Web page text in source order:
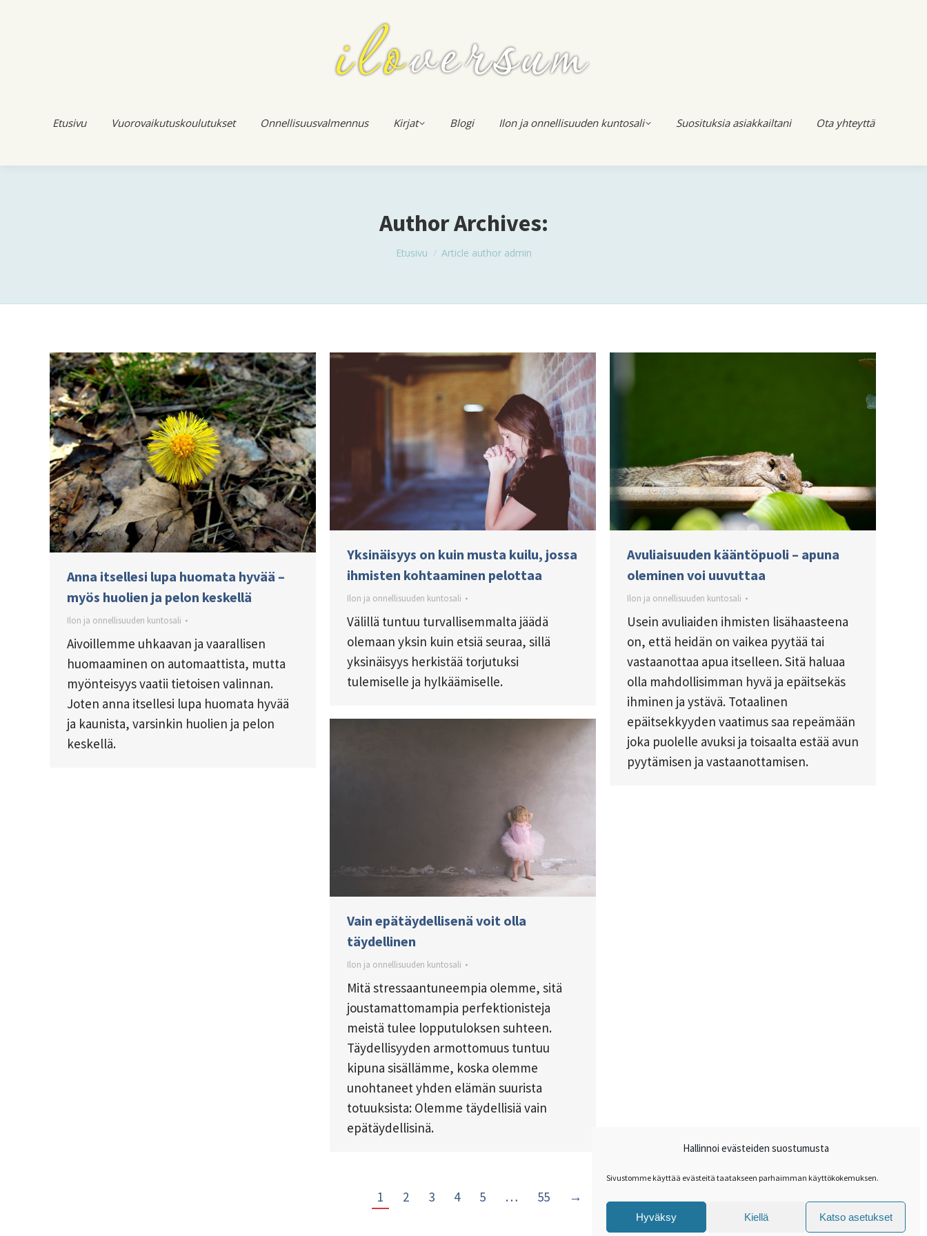
Hallinnoi evästeiden suostumusta
Sivustomme käyttää evästeitä taatakseen parhaimman käyttökokemuksen.
Hyväksy Kiellä Katso asetukset
Etusivu Vuorovaikutuskoulutukset Onnellisuusvalmennus Kirjat Blogi Ilon ja onnellisuuden kuntosali Suosituksia asiakkailtani Ota yhteyttä
Author Archives:
You are here:
Etusivu Article author admin
Anna itsellesi lupa huomata hyvää –
myös huolien ja pelon keskellä
Ilon ja onnellisuuden kuntosali
Aivoillemme uhkaavan ja vaarallisen
huomaaminen on automaattista, mutta
myönteisyys vaatii tietoisen valinnan.
Joten anna itsellesi lupa huomata hyvää
ja kaunista, varsinkin huolien ja pelon
keskellä.
Yksinäisyys on kuin musta kuilu, jossa
ihmisten kohtaaminen pelottaa
Ilon ja onnellisuuden kuntosali
Välillä tuntuu turvallisemmalta jäädä
olemaan yksin kuin etsiä seuraa, sillä
yksinäisyys herkistää torjutuksi
tulemiselle ja hylkäämiselle.
Avuliaisuuden kääntöpuoli – apuna
oleminen voi uuvuttaa
Ilon ja onnellisuuden kuntosali
Usein avuliaiden ihmisten lisähaasteena
on, että heidän on vaikea pyytää tai
vastaanottaa apua itselleen. Sitä haluaa
olla mahdollisimman hyvä ja epäitsekäs
ihminen ja ystävä. Totaalinen
epäitsekkyyden vaatimus saa repeämään
joka puolelle avuksi ja toisaalta estää avun
pyytämisen ja vastaanottamisen.
Vain epätäydellisenä voit olla
täydellinen
Ilon ja onnellisuuden kuntosali
Mitä stressaantuneempia olemme, sitä
joustamattomampia perfektionisteja
meistä tulee lopputuloksen suhteen.
Täydellisyyden armottomuus tuntuu
kipuna sisällämme, koska olemme
unohtaneet yhden elämän suurista
totuuksista: Olemme täydellisiä vain
epätäydellisinä.
1 2 3 4 5 … 55 →